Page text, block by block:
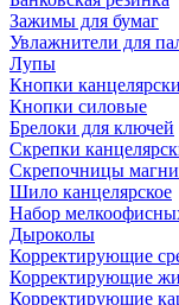
Зажимы для бумаг
Увлажнители для
Лупы
Кнопки
Кнопки силовые
Брелоки для ключей
Скрепки
Скрепочницы
Шило канцелярское
Набор
Дыроколы
Корректирующие
Корректирующие
Корректирующие